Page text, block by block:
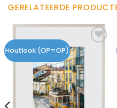
GERELATEERDE
Houtlook (OP=OP)